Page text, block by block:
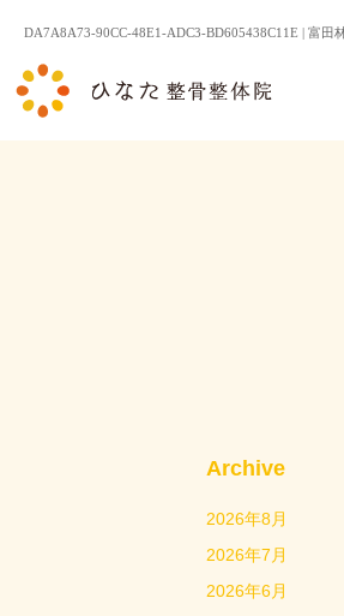
DA7A8A73-90CC-48E1-ADC3-BD605438C11E | 富
Archive
2026年8月
2026年7月
2026年6月